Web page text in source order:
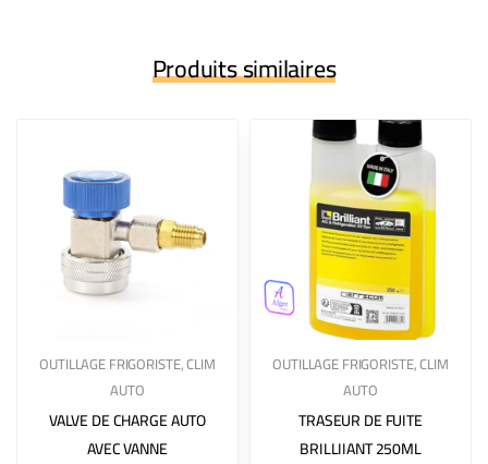
Produits similaires
OUTILLAGE FRIGORISTE,CLIM
AUTO
VALVE DE CHARGE AUTO
AVEC VANNE
OUTILLAGE FRIGORISTE,CLIM
AUTO
TRASEUR DE FUITE
BRILLIIANT 250ML